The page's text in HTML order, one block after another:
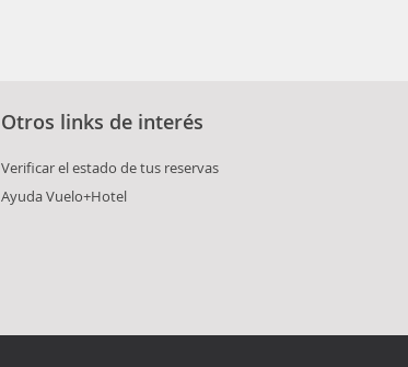
Otros links de interés
Verificar el estado de tus reservas
Ayuda Vuelo+Hotel